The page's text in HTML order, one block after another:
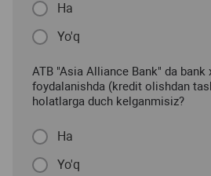
Ha
Yo'q
ATB "Asia Alliance Bank" da bank
foydalanishda (kredit olishdan
holatlarga duch kelganmisiz?
Ha
Yo'q